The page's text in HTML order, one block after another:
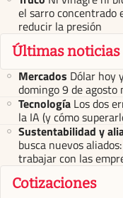
el sarro concentrado
reducir la presión
Últimas noticias
Mercados Dólar hoy
domingo 9 de
Tecnología Los dos
la IA (y cómo
Sustentabilidad y
busca nuevos
trabajar con las
Cotizaciones